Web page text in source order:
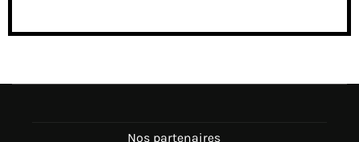
Nos partenaires